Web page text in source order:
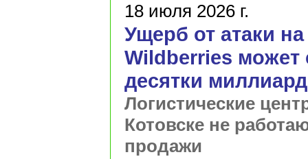
18 июля 2026 г.
Ущерб от атаки
Wildberries может
десятки
Логистические
Котовске не
продажи